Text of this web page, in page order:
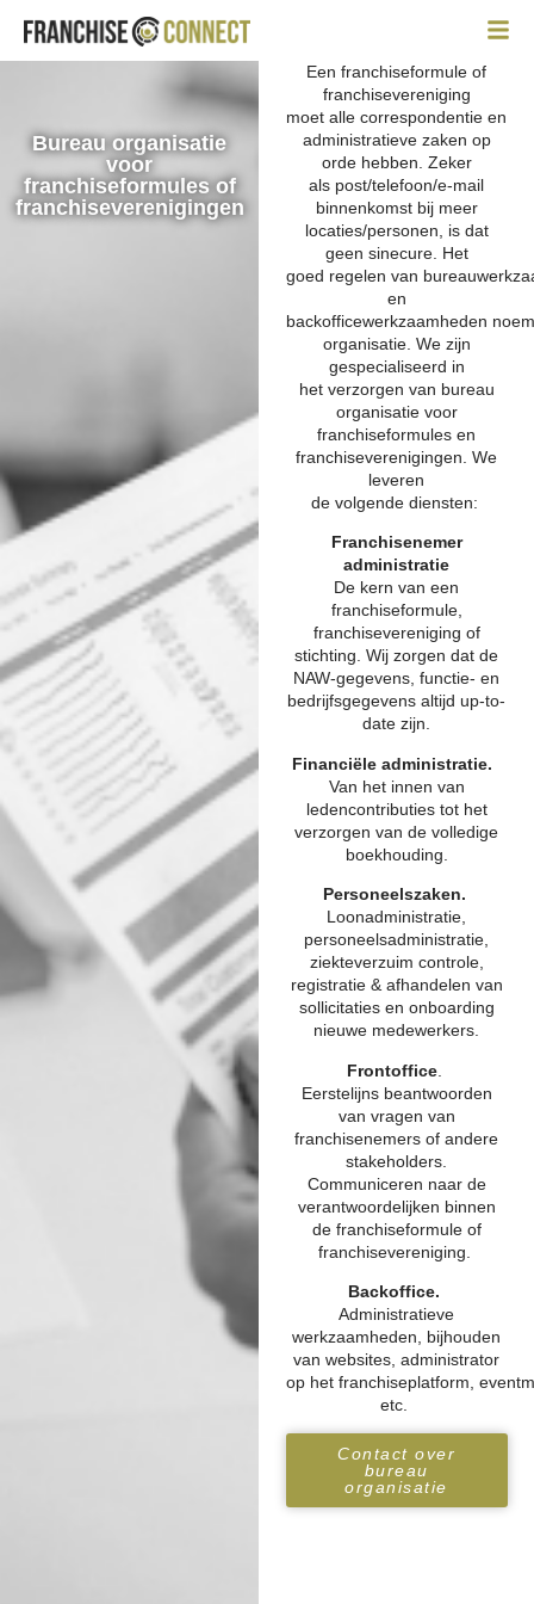
Bureau organisatie
voor
franchiseformules of
franchiseverenigingen
Een franchiseformule of
franchisevereniging
moet alle correspondentie en
administratieve zaken op
orde hebben. Zeker
als post/telefoon/e-mail
binnenkomst bij meer
locaties/personen, is dat
geen sinecure. Het
goed regelen van
en
backofficewerkzaamheden
organisatie. We zijn
gespecialiseerd in
het verzorgen van bureau
organisatie voor
franchiseformules en
franchiseverenigingen. We
leveren
de volgende diensten:
Franchisenemer
administratie
De kern van een
franchiseformule,
franchisevereniging of
stichting. Wij zorgen dat de
NAW-gegevens, functie- en
bedrijfsgegevens altijd up-to-
date zijn.
Financiële administratie.
Van het innen van
ledencontributies tot het
verzorgen van de volledige
boekhouding.
Personeelszaken.
Loonadministratie,
personeelsadministratie,
ziekteverzuim controle,
registratie & afhandelen van
sollicitaties en onboarding
nieuwe medewerkers.
Frontoffice.
Eerstelijns beantwoorden
van vragen van
franchisenemers of andere
stakeholders.
Communiceren naar de
verantwoordelijken binnen
de franchiseformule of
franchisevereniging.
Backoffice.
Administratieve
werkzaamheden, bijhouden
van websites, administrator
op het franchiseplatform ,
etc.
Contact over
bureau
organisatie